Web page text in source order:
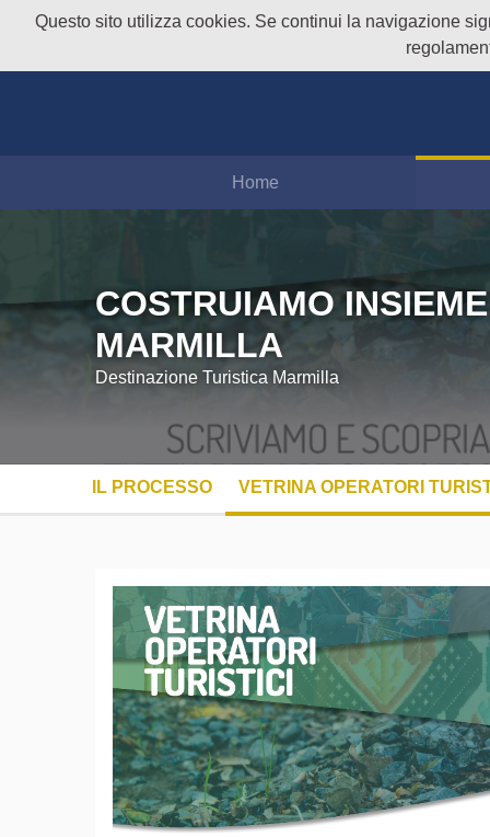
Questo sito utilizza cookies. Se continui la navigazione
Home
COSTRUIAMO
MARMILLA
Destinazione Turistica Marmilla
IL PROCESSO VETRINA OPERATORI